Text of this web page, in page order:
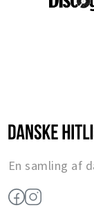
En samling af